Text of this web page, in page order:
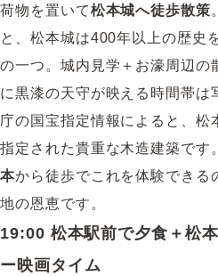
荷物を置いて松本城へ徒歩散策。
と、松本城は400年以上の歴史
の一つ。城内見学＋お濠周辺の
に黒漆の天守が映える時間帯は
庁の国宝指定情報によると、松
指定された貴重な木造建築です。
本から徒歩でこれを体験できる
地の恩恵です。
19:00 松本駅前で夕食＋松
ー映画タイム